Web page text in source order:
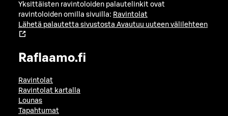
Yksittäisten ravintoloiden palautelinkit ovat
ravintoloiden omilla sivuilla: Ravintolat
Lähetä palautetta sivustosta Avautuu uuteen välilehteen
Raflaamo.fi
Ravintolat
Ravintolat kartalla
Lounas
Tapahtumat